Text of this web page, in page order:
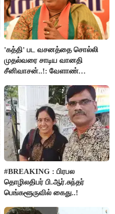
'கத்தி' பட வசனத்தை சொல்லி
முதல்வரை சாடிய வானதி
சீனிவாசன்..!: வேளாண்
எதிர்ப்பு!
#BREAKING : பிரபல
தொழிலதிபர் பி.ஆர்.சுந்தர்
பெங்களூருவில் கைது..!